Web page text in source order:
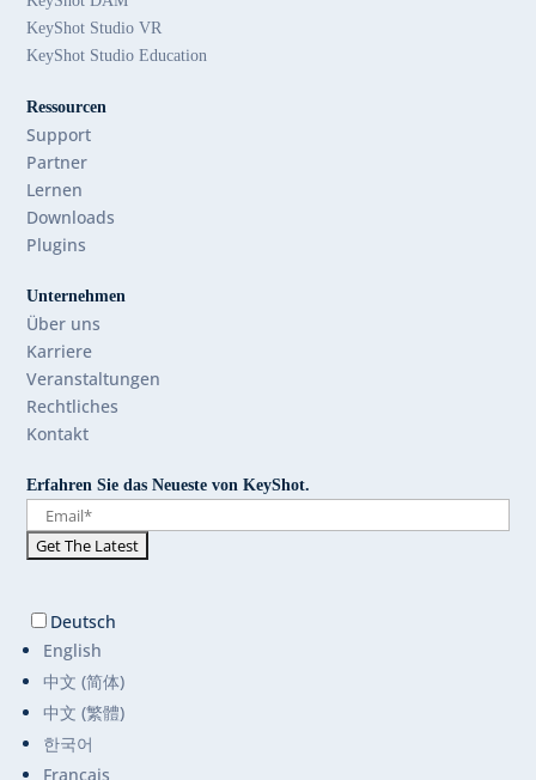
KeyShot Studio VR
KeyShot Studio Education
Ressourcen
Support
Partner
Lernen
Downloads
Plugins
Unternehmen
Über uns
Karriere
Veranstaltungen
Rechtliches
Kontakt
Erfahren Sie das Neueste von KeyShot.
Deutsch
English
中文 (简体)
中文 (繁體)
한국어
Français